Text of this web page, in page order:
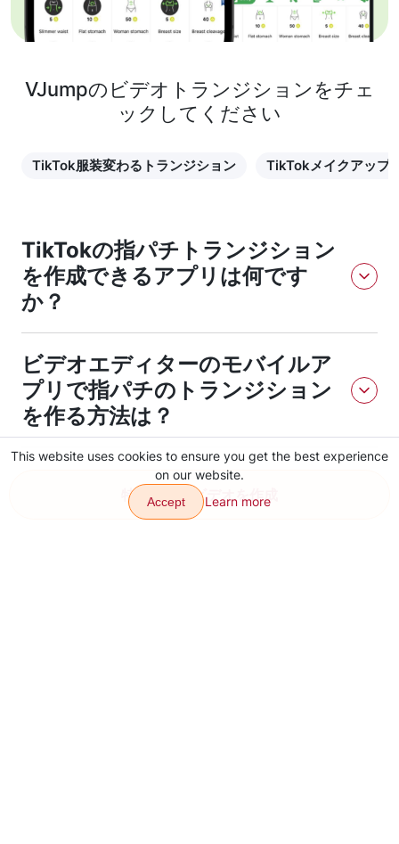
VJumpのビデオトランジションをチェ
ックしてください
TikTok服装変わるトランジション TikTokメイクアップ
TikTokの指パチトランジション
を作成できるアプリは何です
か？
す。ダウンロードリンクをフォローして、アプリをインストー
ルし、指示に従うだけです。使い方は簡単で、短時間で結果を
得ることができます。
ビデオエディターのモバイルア
プリで指パチのトランジション
を作る方法は？
VJumpアプリでは、ライブラリからトランジションを選択し、
それをビデオに追加することで、TikTokの指パチンのトランジ
ションを作成することができます。
なぜVJumpアプリはTikTokの指
パチンのトランジションの品質
特殊効果でビデオを作成
This website uses cookies to ensure you get the best experience
on our website.
Accept Learn more